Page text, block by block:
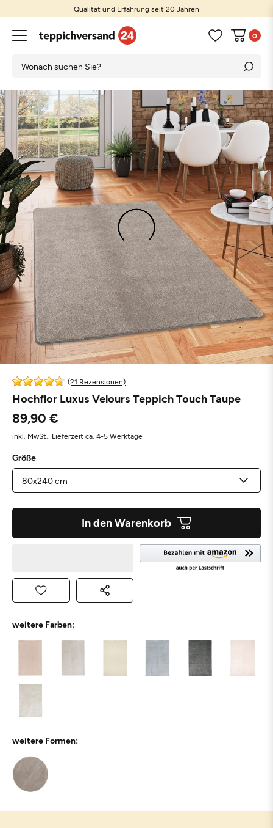
Qualität und Erfahrung seit 20 Jahren
0
(21 Rezensionen)
Hochflor Luxus Velours Teppich Touch Taupe
89,90 €
inkl. MwSt., Lieferzeit ca. 4-5 Werktage
Größe
In den Warenkorb
weitere Farben:
weitere Formen: